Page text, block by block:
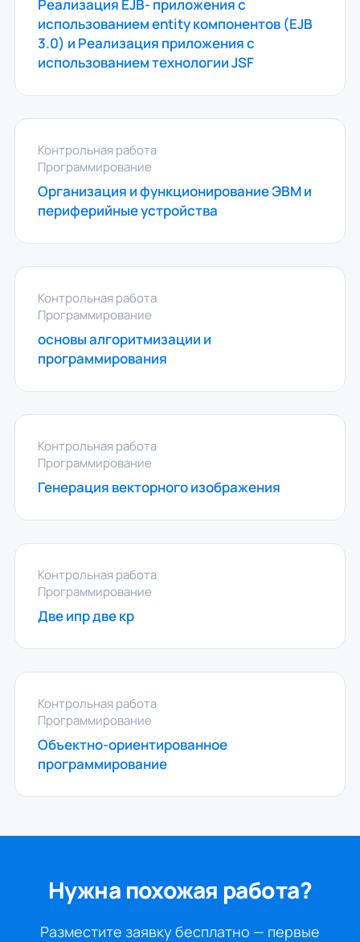
Реализация EJB- приложения c
использованием entity компонентов (EJB
3.0) и Реализация приложения c
использованием технологии JSF
Контрольная работа
Программирование
Организация и функционирование ЭВМ и
периферийные устройства
Контрольная работа
Программирование
основы алгоритмизации и
программирования
Контрольная работа
Программирование
Генерация векторного изображения
Контрольная работа
Программирование
Две ипр две кр
Контрольная работа
Программирование
Объектно-ориентированное
программирование
Нужна похожая работа?
Разместите заявку бесплатно — первые